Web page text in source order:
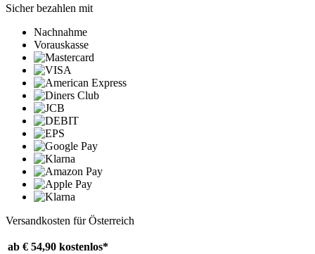
Sicher bezahlen mit
Nachnahme
Vorauskasse
Versandkosten für Österreich
ab € 54,90 kostenlos*